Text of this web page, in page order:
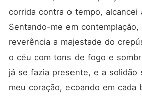
corrida contra o tempo, alcancei
Sentando-me em
reverência a majestade do
o céu com tons de fogo e
já se fazia presente, e a solidão
meu coração, ecoando em cada